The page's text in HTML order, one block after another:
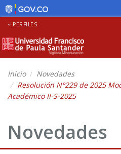
PERFILES
Inicio
Novedades
Resolución N°229 de 2025
Académico II-S-2025
Novedades